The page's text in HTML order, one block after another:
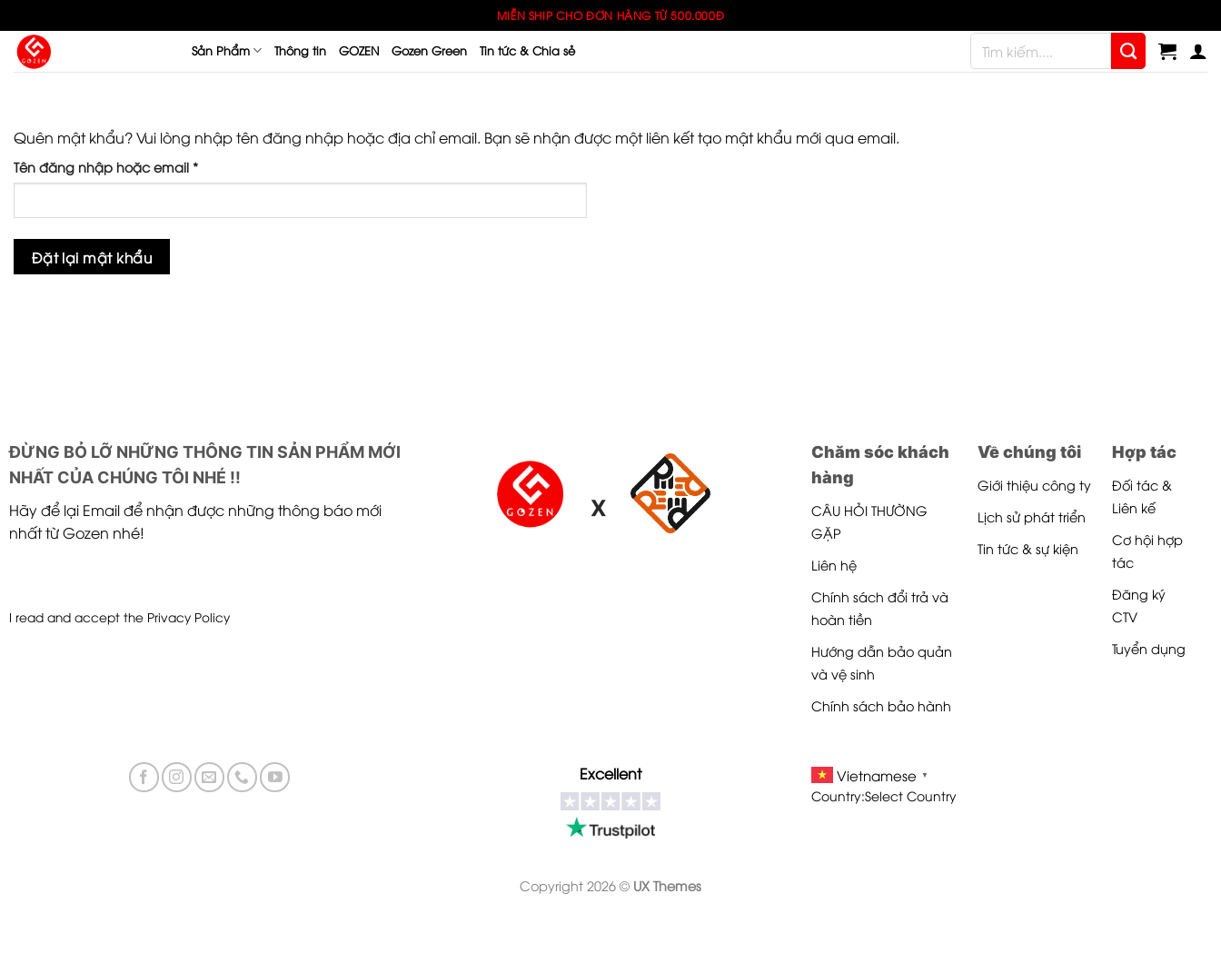
to
content
MIỄN SHIP CHO ĐƠN HÀNG TỪ 500.000Đ
Sản Phẩm Thông tin GOZEN Gozen Green Tin tức & Chia sẻ
Tìm
kiếm:
Quên mật khẩu? Vui lòng nhập tên đăng nhập hoặc địa chỉ email. Bạn sẽ nhận được một liên kết tạo mật khẩu mới qua email.
Tên đăng nhập hoặc email *Bắt
buộc
Đặt lại mật khẩu
ĐỪNG BỎ LỠ NHỮNG THÔNG TIN SẢN PHẨM MỚI
NHẤT CỦA CHÚNG TÔI NHÉ !!
Hãy để lại Email để nhận được những thông báo mới
nhất từ Gozen nhé!
I read and accept the Privacy Policy
X
Chăm sóc khách
hàng
CÂU HỎI THƯỜNG
GẶP
Liên hệ
Chính sách đổi trả và
hoàn tiền
Hướng dẫn bảo quản
và vệ sinh
Chính sách bảo hành
Về chúng tôi
Giới thiệu công ty
Lịch sử phát triển
Tin tức & sự kiện
Hợp tác
Đối tác &
Liên kế
Cơ hội hợp
tác
Đăng ký
CTV
Tuyển dụng
Excellent Vietnamese ▼
Country:Select Country
Copyright 2026 © UX Themes